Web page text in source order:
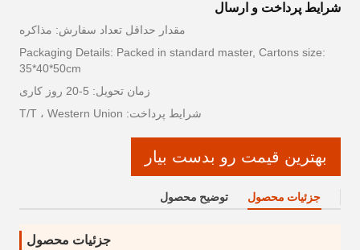
شرایط پرداخت و ارسال
مقدار حداقل تعداد سفارش: مذاکره
Packaging Details: Packed in standard master, Cartons size:
35*40*50cm
زمان تحویل: 5-20 روز کاری
شرایط پرداخت: T/T ، Western Union
بهترین قیمت رو بدست بیار
جزئیات محصول توضیح محصول
جزئیات محصول